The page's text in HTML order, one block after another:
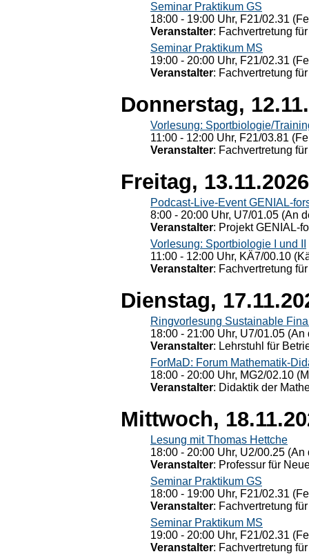
Seminar Praktikum GS
18:00 - 19:00 Uhr, F21/02.31
Veranstalter: Fachvertretung
Seminar Praktikum MS
19:00 - 20:00 Uhr, F21/02.31
Veranstalter: Fachvertretung
Donnerstag,
Vorlesung: Sportbiologie/
11:00 - 12:00 Uhr, F21/03.81
Veranstalter: Fachvertretung
Freitag, 13.11.2026
Podcast-Live-Event GENIAL-
8:00 - 20:00 Uhr, U7/01.05 (An
Veranstalter: Projekt GENIAL-
Vorlesung: Sportbiologie I und II
11:00 - 12:00 Uhr, KÄ7/00.10
Veranstalter: Fachvertretung
Dienstag,
Ringvorlesung Sustainable
18:00 - 21:00 Uhr, U7/01.05
Veranstalter: Lehrstuhl für
ForMaD: Forum Mathematik-
18:00 - 20:00 Uhr, MG2/02.10
Veranstalter: Didaktik der
Mittwoch,
Lesung mit Thomas Hettche
18:00 - 20:00 Uhr, U2/00.25
Veranstalter: Professur für
Seminar Praktikum GS
18:00 - 19:00 Uhr, F21/02.31
Veranstalter: Fachvertretung
Seminar Praktikum MS
19:00 - 20:00 Uhr, F21/02.31
Veranstalter: Fachvertretung